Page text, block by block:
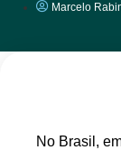
Marcelo
No Brasil,